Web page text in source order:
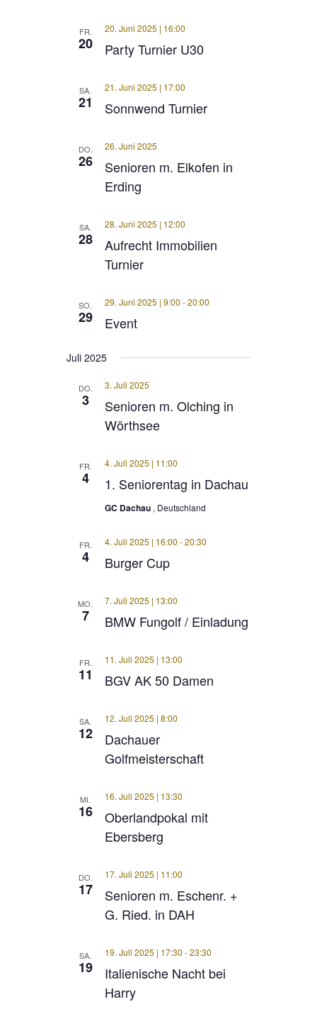
FR.
20 Party Turnier U30
20. Juni 2025 | 16:00
SA.
21 Sonnwend Turnier
21. Juni 2025 | 17:00
DO.
26
Senioren m. Elkofen in
Erding
26. Juni 2025
SA.
28
Aufrecht Immobilien
Turnier
28. Juni 2025 | 12:00
SO.
29 Event
29. Juni 2025 | 9:00 -20:00
Juli 2025
DO.
3
Senioren m. Olching in
Wörthsee
3. Juli 2025
FR.
4 1. Seniorentag in Dachau
4. Juli 2025 | 11:00
GC Dachau , Deutschland
FR.
4 Burger Cup
4. Juli 2025 | 16:00 -20:30
MO.
7 BMW Fungolf / Einladung
7. Juli 2025 | 13:00
FR.
11 BGV AK 50 Damen
11. Juli 2025 | 13:00
SA.
12
Dachauer
Golfmeisterschaft
12. Juli 2025 | 8:00
MI.
16
Oberlandpokal mit
Ebersberg
16. Juli 2025 | 13:30
DO.
17
Senioren m. Eschenr. +
G. Ried. in DAH
17. Juli 2025 | 11:00
SA.
19
Italienische Nacht bei
Harry
19. Juli 2025 | 17:30 -23:30